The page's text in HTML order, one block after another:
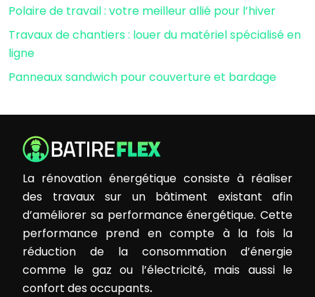
Polaire de travail : votre meilleur allié pour l’hiver
Travaux de chantiers : louer du matériel spécialisé en
ligne
Panneaux sandwich pour couverture et bardage
La rénovation énergétique consiste à réaliser
des travaux sur un bâtiment existant afin
d’améliorer sa performance énergétique. Cette
performance prend en compte à la fois la
réduction de la consommation d’énergie
comme le gaz ou l’électricité, mais aussi le
confort des occupants.